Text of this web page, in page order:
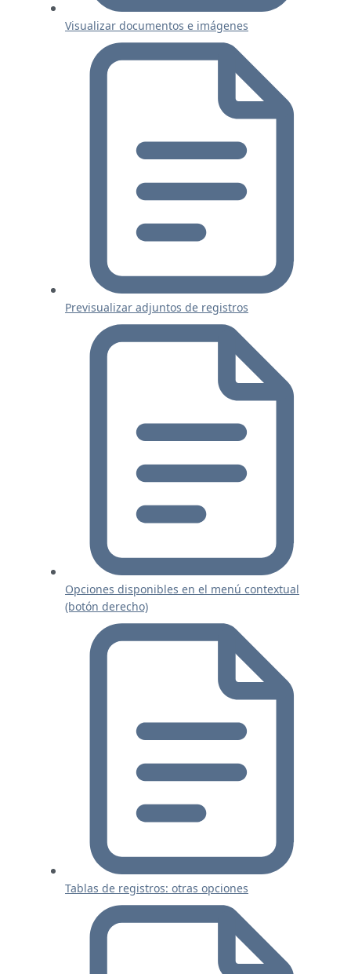
Visualizar documentos e imágenes
Previsualizar adjuntos de registros
Opciones disponibles en el menú contextual
(botón derecho)
Tablas de registros: otras opciones